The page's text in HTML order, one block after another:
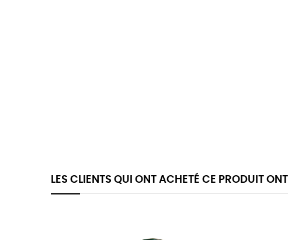
LES CLIENTS QUI ONT ACHETÉ CE PRODUIT